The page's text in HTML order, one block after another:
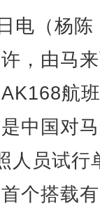
（杨陈
，由马
航
中国对
人员试行
个搭载